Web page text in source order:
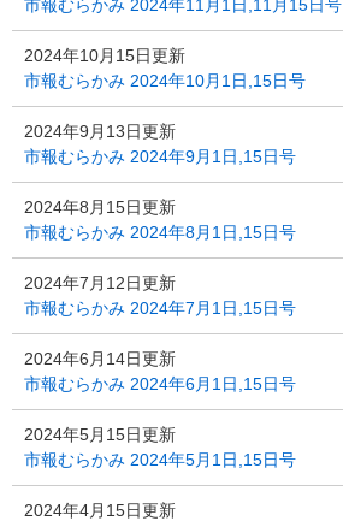
市報むらかみ 2024年11月1日,11月15日号
2024年10月15日更新
市報むらかみ 2024年10月1日,15日号
2024年9月13日更新
市報むらかみ 2024年9月1日,15日号
2024年8月15日更新
市報むらかみ 2024年8月1日,15日号
2024年7月12日更新
市報むらかみ 2024年7月1日,15日号
2024年6月14日更新
市報むらかみ 2024年6月1日,15日号
2024年5月15日更新
市報むらかみ 2024年5月1日,15日号
2024年4月15日更新